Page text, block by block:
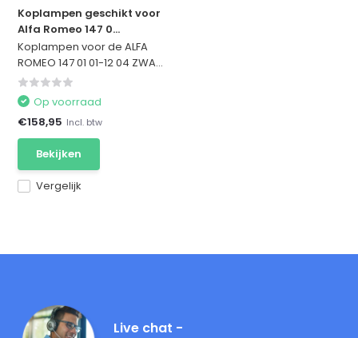
Koplampen geschikt voor
Alfa Romeo 147 0...
Koplampen voor de ALFA
ROMEO 147 01 01-12 04 ZWA...
Vergelijk
Op voorraad
€158,95 Incl. btw
Bekijken
Live chat -